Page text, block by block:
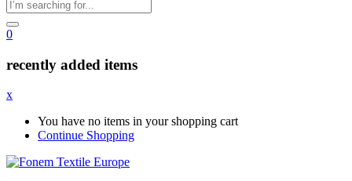
0
recently added items
x
You have no items in your shopping cart
Continue Shopping